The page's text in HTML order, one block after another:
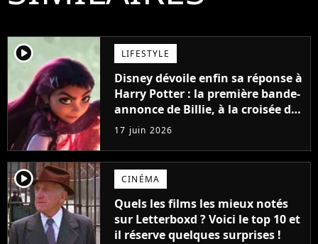
player2 LIFESTYLE
Disney dévoile enfin sa réponse à
Harry Potter : la première bande-
annonce de Billie, à la croisée des
mondes est magique
17 juin 2026
player2 CINÉMA
Quels les films les mieux notés
sur Letterboxd ? Voici le top 10 et
il réserve quelques surprises !